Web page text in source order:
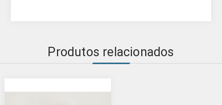
Produtos relacionados